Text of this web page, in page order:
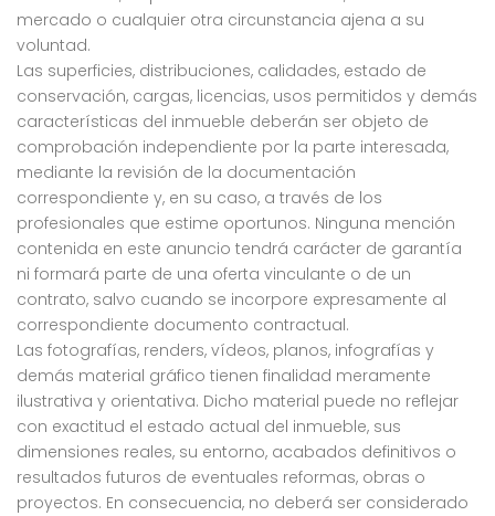
mercado o cualquier otra circunstancia ajena a su
voluntad.
Las superficies, distribuciones, calidades, estado de
conservación, cargas, licencias, usos permitidos y demás
características del inmueble deberán ser objeto de
comprobación independiente por la parte interesada,
mediante la revisión de la documentación
correspondiente y, en su caso, a través de los
profesionales que estime oportunos. Ninguna mención
contenida en este anuncio tendrá carácter de garantía
ni formará parte de una oferta vinculante o de un
contrato, salvo cuando se incorpore expresamente al
correspondiente documento contractual.
Las fotografías, renders, vídeos, planos, infografías y
demás material gráfico tienen finalidad meramente
ilustrativa y orientativa. Dicho material puede no reflejar
con exactitud el estado actual del inmueble, sus
dimensiones reales, su entorno, acabados definitivos o
resultados futuros de eventuales reformas, obras o
proyectos. En consecuencia, no deberá ser considerado